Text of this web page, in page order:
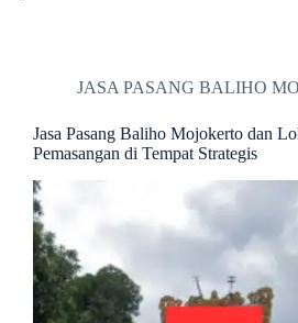
JASA PASANG BALIHO
Jasa Pasang Baliho Mojokerto dan
Pemasangan di Tempat Strategis